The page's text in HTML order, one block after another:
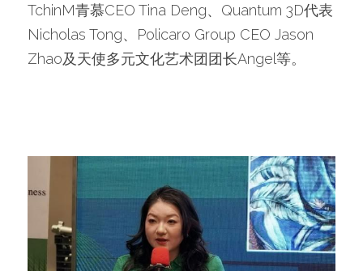
TchinM青慕CEO Tina Deng、Quantum 3D代表
Nicholas Tong、Policaro Group CEO Jason
Zhao及天使多元文化艺术团团长Angel等。